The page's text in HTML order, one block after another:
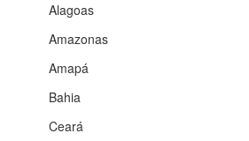
Alagoas
Amazonas
Amapá
Bahia
Ceará